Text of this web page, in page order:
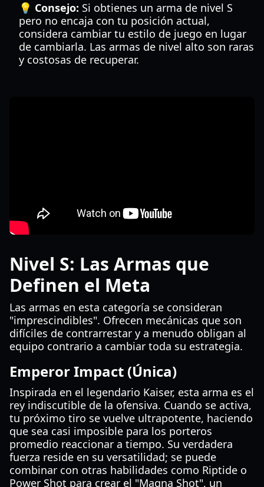
💡 Consejo: Si obtienes un arma de nivel S
pero no encaja con tu posición actual,
considera cambiar tu estilo de juego en lugar
de cambiarla. Las armas de nivel alto son raras
y costosas de recuperar.
Nivel S: Las Armas que
Definen el Meta
Las armas en esta categoría se consideran
"imprescindibles". Ofrecen mecánicas que son
difíciles de contrarrestar y a menudo obligan al
equipo contrario a cambiar toda su estrategia.
Emperor Impact (Única)
Inspirada en el legendario Kaiser, esta arma es el
rey indiscutible de la ofensiva. Cuando se activa,
tu próximo tiro se vuelve ultrapotente, haciendo
que sea casi imposible para los porteros
promedio reaccionar a tiempo. Su verdadera
fuerza reside en su versatilidad; se puede
combinar con otras habilidades como Riptide o
Power Shot para crear el "Magna Shot", un